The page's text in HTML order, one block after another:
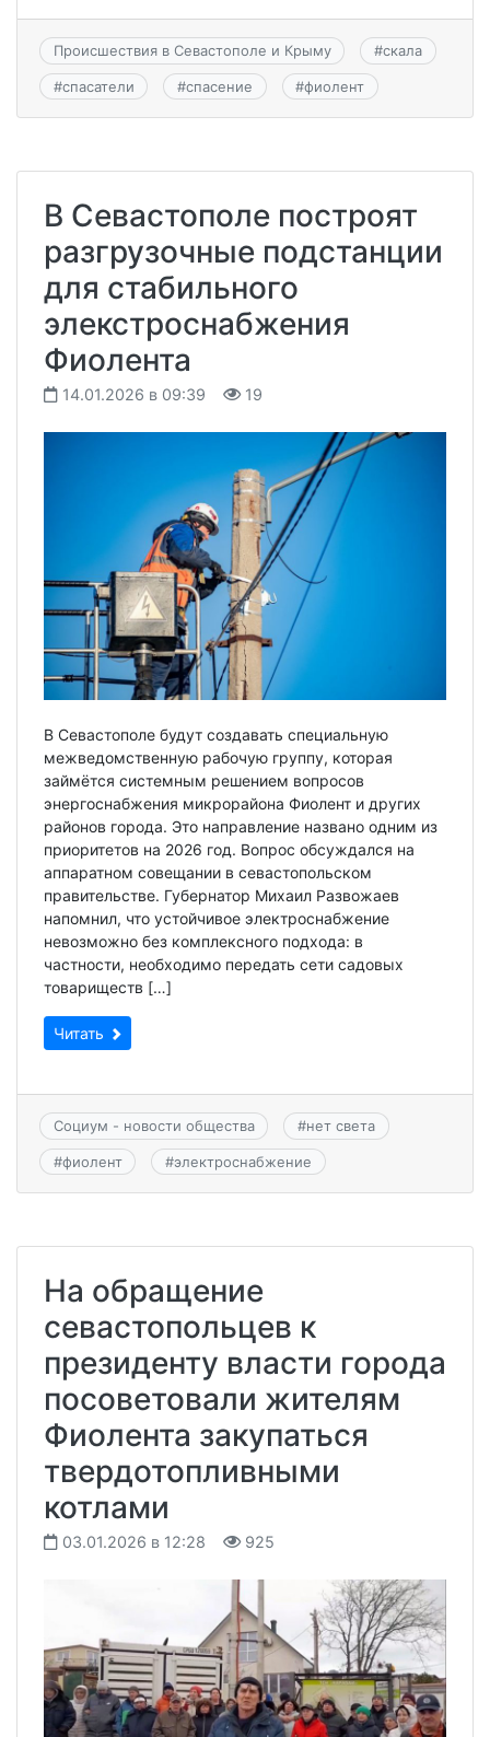
Происшествия в Севастополе и Крыму #скала
#спасатели #спасение #фиолент
В Севастополе построят
разгрузочные подстанции
для стабильного
элекстроснабжения
Фиолента
14.01.2026 в 09:39 19
В Севастополе будут создавать специальную
межведомственную рабочую группу, которая
займётся системным решением вопросов
энергоснабжения микрорайона Фиолент и других
районов города. Это направление названо одним из
приоритетов на 2026 год. Вопрос обсуждался на
аппаратном совещании в севастопольском
правительстве. Губернатор Михаил Развожаев
напомнил, что устойчивое электроснабжение
невозможно без комплексного подхода: в
частности, необходимо передать сети садовых
товариществ […]
Читать
Социум - новости общества #нет света
#фиолент #электроснабжение
На обращение
севастопольцев к
президенту власти города
посоветовали жителям
Фиолента закупаться
твердотопливными
котлами
03.01.2026 в 12:28 925